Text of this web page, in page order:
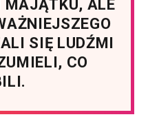
MAJĄTKU, ALE
SIĘ LUDŹMI
CO